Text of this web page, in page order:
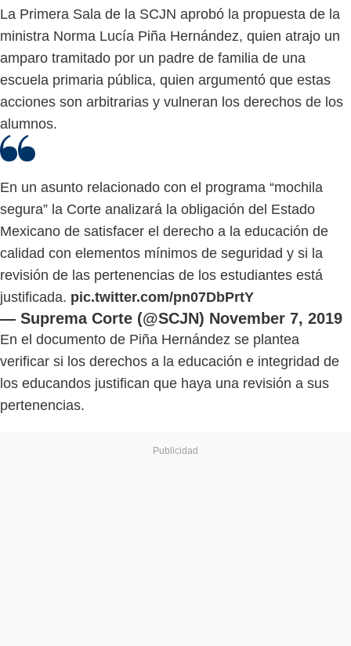
La Primera Sala de la SCJN aprobó la propuesta de la
ministra Norma Lucía Piña Hernández, quien atrajo un
amparo tramitado por un padre de familia de una
escuela primaria pública, quien argumentó que estas
acciones son arbitrarias y vulneran los derechos de los
alumnos.
En un asunto relacionado con el programa “mochila
segura” la Corte analizará la obligación del Estado
Mexicano de satisfacer el derecho a la educación de
calidad con elementos mínimos de seguridad y si la
revisión de las pertenencias de los estudiantes está
justificada. pic.twitter.com/pn07DbPrtY
— Suprema Corte (@SCJN) November 7, 2019
En el documento de Piña Hernández se plantea
verificar si los derechos a la educación e integridad de
los educandos justifican que haya una revisión a sus
pertenencias.